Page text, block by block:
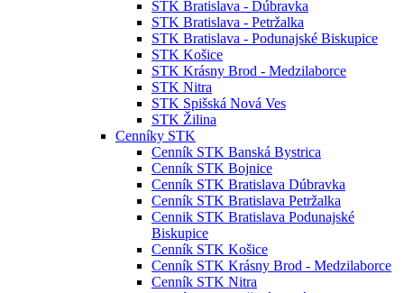
STK Bratislava - Dúbravka
STK Bratislava - Petržalka
STK Bratislava - Podunajské Biskupice
STK Košice
STK Krásny Brod - Medzilaborce
STK Nitra
STK Spišská Nová Ves
STK Žilina
Cenníky STK
Cenník STK Banská Bystrica
Cenník STK Bojnice
Cenník STK Bratislava Dúbravka
Cenník STK Bratislava Petržalka
Cennik STK Bratislava Podunajské
Biskupice
Cenník STK Košice
Cenník STK Krásny Brod - Medzilaborce
Cenník STK Nitra